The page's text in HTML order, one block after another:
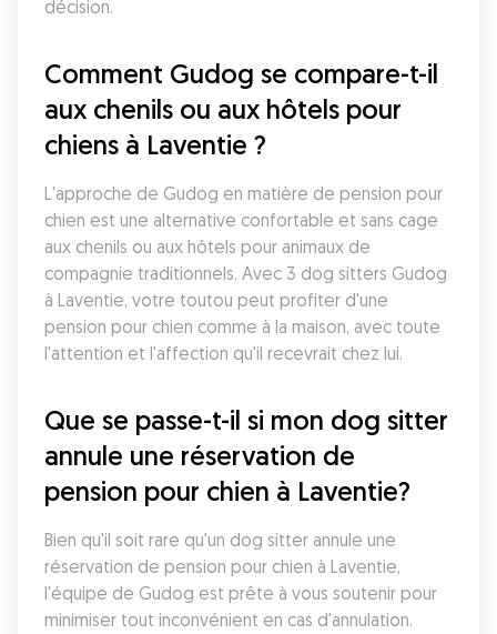
décision.
Comment Gudog se compare-t-il
aux chenils ou aux hôtels pour
chiens à Laventie ?
L'approche de Gudog en matière de pension pour
chien est une alternative confortable et sans cage
aux chenils ou aux hôtels pour animaux de
compagnie traditionnels. Avec 3 dog sitters Gudog
à Laventie, votre toutou peut profiter d'une
pension pour chien comme à la maison, avec toute
l'attention et l'affection qu'il recevrait chez lui.
Que se passe-t-il si mon dog sitter
annule une réservation de
pension pour chien à Laventie?
Bien qu'il soit rare qu'un dog sitter annule une
réservation de pension pour chien à Laventie,
l'équipe de Gudog est prête à vous soutenir pour
minimiser tout inconvénient en cas d'annulation.